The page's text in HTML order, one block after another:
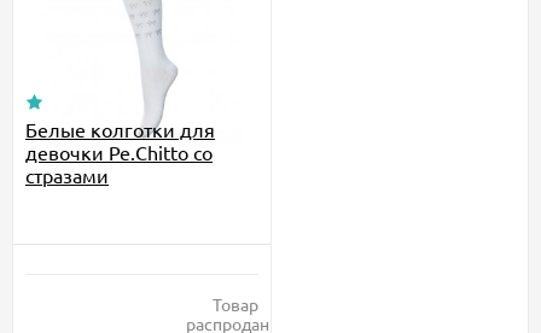
Белые колготки для
девочки Pe.Chitto со
стразами
Товар
распродан